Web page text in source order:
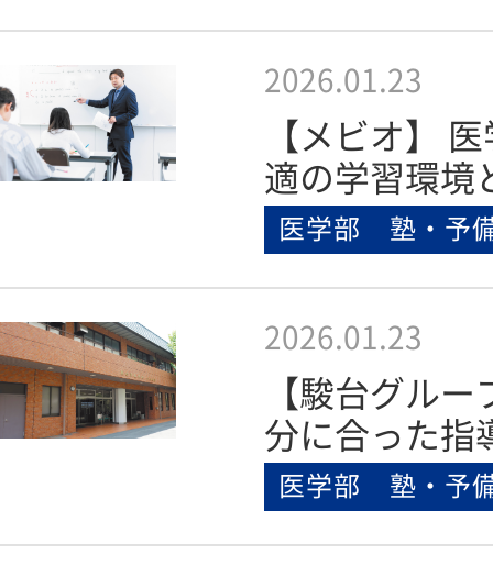
医学部 塾・予
2026.01.23
【メビオ】
適の学習環
医学部 塾・予
2026.01.23
【駿台グル
分に合った